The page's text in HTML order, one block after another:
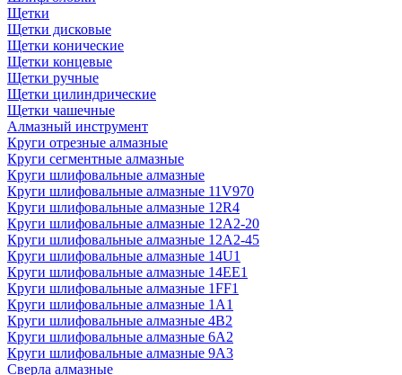
Щетки
Щетки дисковые
Щетки конические
Щетки концевые
Щетки ручные
Щетки цилиндрические
Щетки чашечные
Алмазный инструмент
Круги отрезные алмазные
Круги сегментные алмазные
Круги шлифовальные алмазные
Круги шлифовальные алмазные 11V970
Круги шлифовальные алмазные 12R4
Круги шлифовальные алмазные 12А2-20
Круги шлифовальные алмазные 12А2-45
Круги шлифовальные алмазные 14U1
Круги шлифовальные алмазные 14ЕЕ1
Круги шлифовальные алмазные 1FF1
Круги шлифовальные алмазные 1А1
Круги шлифовальные алмазные 4В2
Круги шлифовальные алмазные 6A2
Круги шлифовальные алмазные 9А3
Сверла алмазные